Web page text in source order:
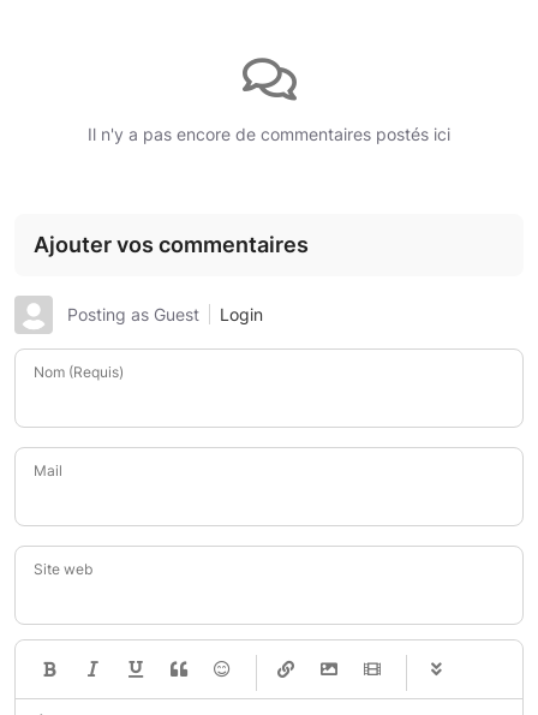
Il n'y a pas encore de commentaires postés ici
Ajouter vos commentaires
Posting as Guest Login
Nom (Requis)
Mail
Site web
-
-